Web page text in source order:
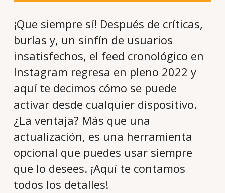
¡Que siempre sí! Después de críticas,
burlas y, un sinfín de usuarios
insatisfechos, el feed cronológico en
Instagram regresa en pleno 2022 y
aquí te decimos cómo se puede
activar desde cualquier dispositivo.
¿La ventaja? Más que una
actualización, es una herramienta
opcional que puedes usar siempre
que lo desees. ¡Aquí te contamos
todos los detalles!